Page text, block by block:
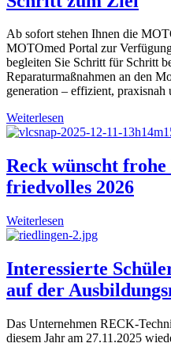
Ab sofort stehen Ihnen die
MOTOmed Portal zur
begleiten Sie Schritt für Schritt
Reparaturmaßnahmen an den
generation – effizient, praxisnah
Weiterlesen
Reck wünscht
friedvolles 2026
Weiterlesen
Interessierte
auf der
Das Unternehmen RECK-
diesem Jahr am 27.11.2025